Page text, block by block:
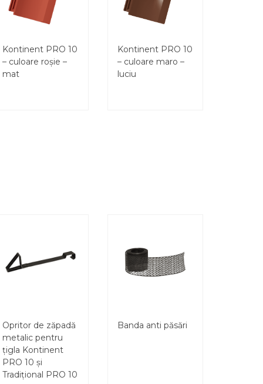
Kontinent PRO 10
– culoare roșie –
mat
Kontinent PRO 10
– culoare maro –
luciu
Opritor de zăpadă
metalic pentru
țigla Kontinent
PRO 10 și
Tradițional PRO 10
Banda anti păsări